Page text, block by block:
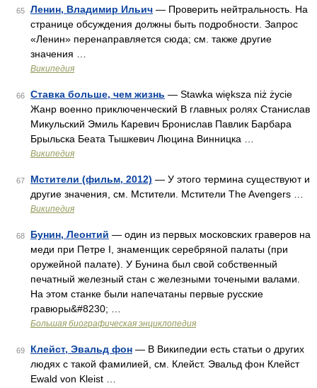
65 Ленин, Владимир Ильич — Проверить нейтральность. На
странице обсуждения должны быть подробности. Запрос
«Ленин» перенаправляется сюда; см. также другие
значения …
Википедия
66 Ставка больше, чем жизнь — Stawka większa niż życie
Жанр военно приключенческий В главных ролях Станислав
Микульский Эмиль Каревич Бронислав Павлик Барбара
Брыльска Беата Тышкевич Люцина Винницка …
Википедия
67 Мстители (фильм, 2012) — У этого термина существуют и
другие значения, см. Мстители. Мстители The Avengers …
Википедия
68 Бунин, Леонтий — один из первых московских граверов на
меди при Петре I, знаменщик серебряной палаты (при
оружейной палате). У Бунина был свой собственный
печатный железный стан с железными точеными валами.
На этом станке были напечатаны первые русские
гравюры&#8230; …
Большая биографическая энциклопедия
69 Клейст, Эвальд фон — В Википедии есть статьи о других
людях с такой фамилией, см. Клейст. Эвальд фон Клейст
Ewald von Kleist …